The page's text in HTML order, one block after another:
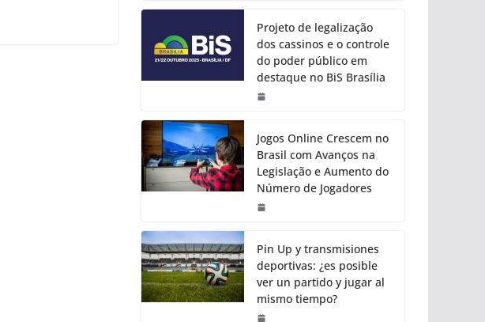
Projeto de legalização
dos cassinos e o controle
do poder público em
destaque no BiS Brasília
Jogos Online Crescem no
Brasil com Avanços na
Legislação e Aumento do
Número de Jogadores
Pin Up y transmisiones
deportivas: ¿es posible
ver un partido y jugar al
mismo tiempo?